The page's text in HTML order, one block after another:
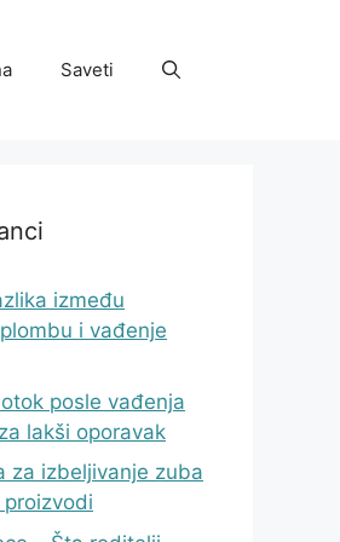
Saveti
između
i vađenje
posle vađenja
lakši oporavak
za izbeljivanje zuba